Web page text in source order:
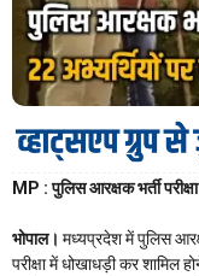
MP : पुलिस आरक्षक भर्ती
भोपाल। मध्यप्रदेश में पुलिस
परीक्षा में धोखाधड़ी कर शामिल